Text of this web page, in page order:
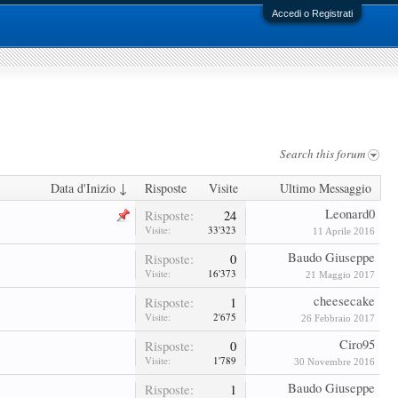
Accedi o Registrati
Search this forum
Data d'Inizio ↓ Risposte Visite
Ultimo Messaggio
Risposte: 24
Visite: 33'323
Leonard0
11 Aprile 2016
Risposte: 0
Visite: 16'373
Baudo Giuseppe
21 Maggio 2017
Risposte: 1
Visite: 2'675
cheesecake
26 Febbraio 2017
Risposte: 0
Visite: 1'789
Ciro95
30 Novembre 2016
Risposte: 1 Baudo Giuseppe